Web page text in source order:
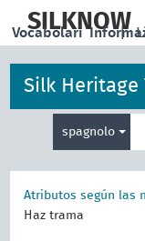
main
SILKNOW
|
Vocabolari
Silk Heritage
spagnolo
la
Atributos según las
Haz trama